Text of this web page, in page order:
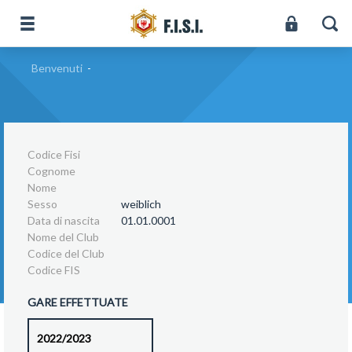
Benvenuti -
Codice Fisi
Cognome
Nome
Sesso
weiblich
Data di nascita
01.01.0001
Nome del Club
Codice del Club
Codice FIS
GARE EFFETTUATE